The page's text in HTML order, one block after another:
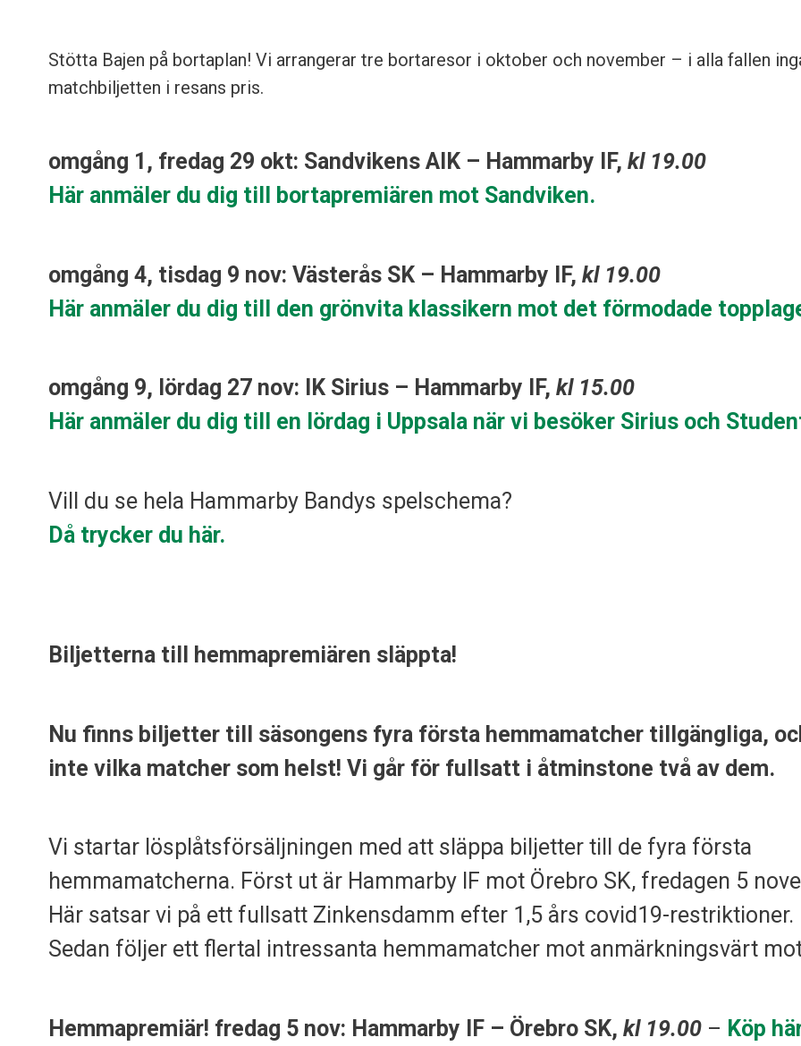
Stötta Bajen på bortaplan! Vi arrangerar tre bortaresor i oktober och november – i alla fallen
matchbiljetten i resans pris.
omgång 1, fredag 29 okt: Sandvikens AIK – Hammarby IF, kl 19.00
Här anmäler du dig till bortapremiären mot Sandviken.
omgång 4, tisdag 9 nov: Västerås SK – Hammarby IF, kl 19.00
Här anmäler du dig till den grönvita klassikern mot det förmodade
omgång 9, lördag 27 nov: IK Sirius – Hammarby IF, kl 15.00
Här anmäler du dig till en lördag i Uppsala när vi besöker Sirius och
Vill du se hela Hammarby Bandys spelschema?
Då trycker du här.
Biljetterna till hemmapremiären släppta!
Nu finns biljetter till säsongens fyra första hemmamatcher tillgängliga,
inte vilka matcher som helst! Vi går för fullsatt i åtminstone två av dem.
Vi startar lösplåtsförsäljningen med att släppa biljetter till de fyra första
hemmamatcherna. Först ut är Hammarby IF mot Örebro SK, fredagen 5
Här satsar vi på ett fullsatt Zinkensdamm efter 1,5 års covid19-restriktioner.
Sedan följer ett flertal intressanta hemmamatcher mot anmärkningsvärt
Hemmapremiär! fredag 5 nov: Hammarby IF – Örebro SK, kl 19.00– Köp